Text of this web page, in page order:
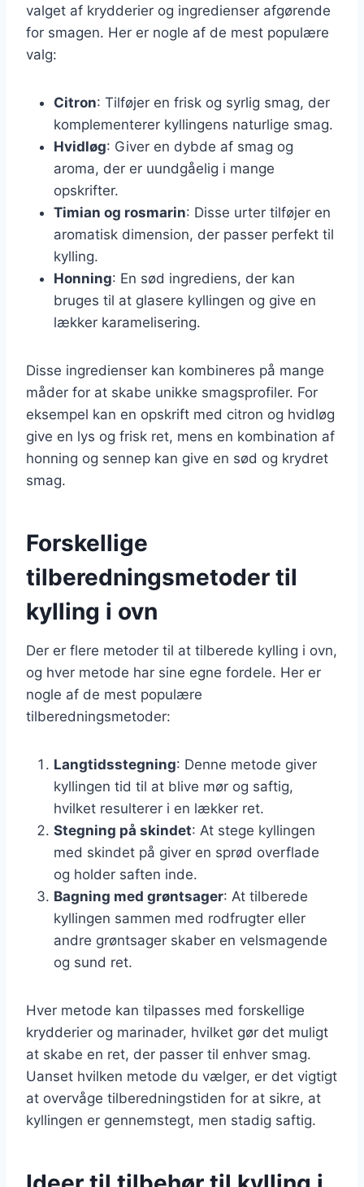
valget af krydderier og ingredienser afgørende
for smagen. Her er nogle af de mest populære
valg:
Citron: Tilføjer en frisk og syrlig smag, der
komplementerer kyllingens naturlige smag.
Hvidløg: Giver en dybde af smag og
aroma, der er uundgåelig i mange
opskrifter.
Timian og rosmarin: Disse urter tilføjer en
aromatisk dimension, der passer perfekt til
kylling.
Honning: En sød ingrediens, der kan
bruges til at glasere kyllingen og give en
lækker karamelisering.
Disse ingredienser kan kombineres på mange
måder for at skabe unikke smagsprofiler. For
eksempel kan en opskrift med citron og hvidløg
give en lys og frisk ret, mens en kombination af
honning og sennep kan give en sød og krydret
smag.
Forskellige
tilberedningsmetoder til
kylling i ovn
Der er flere metoder til at tilberede kylling i ovn,
og hver metode har sine egne fordele. Her er
nogle af de mest populære
tilberedningsmetoder:
Langtidsstegning: Denne metode giver
kyllingen tid til at blive mør og saftig,
hvilket resulterer i en lækker ret.
Stegning på skindet: At stege kyllingen
med skindet på giver en sprød overflade
og holder saften inde.
Bagning med grøntsager: At tilberede
kyllingen sammen med rodfrugter eller
andre grøntsager skaber en velsmagende
og sund ret.
Hver metode kan tilpasses med forskellige
krydderier og marinader, hvilket gør det muligt
at skabe en ret, der passer til enhver smag.
Uanset hvilken metode du vælger, er det vigtigt
at overvåge tilberedningstiden for at sikre, at
kyllingen er gennemstegt, men stadig saftig.